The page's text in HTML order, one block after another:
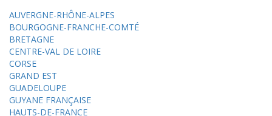
AUVERGNE-RHÔNE-ALPES
BOURGOGNE-FRANCHE-COMTÉ
BRETAGNE
CENTRE-VAL DE LOIRE
CORSE
GRAND EST
GUADELOUPE
GUYANE FRANÇAISE
HAUTS-DE-FRANCE